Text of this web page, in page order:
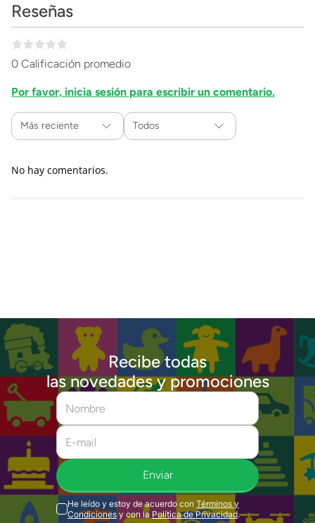
Reseñas
0 Calificación promedio
Por favor, inicia sesión para escribir un comentario.
Más reciente Todos
No hay comentarios.
Recibe todas
las novedades y promociones
Enviar
He leído y estoy de acuerdo con Términos y
Condiciones y con la Política de Privacidad.